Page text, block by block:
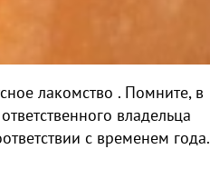
лакомство . Помните, в
владельца
с временем года.